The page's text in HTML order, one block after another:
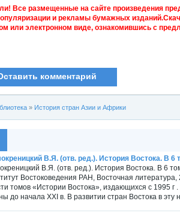
Все размещенные на сайте произведения
и рекламы бумажных
или электронном виде, ознакомившись с
комментарий
» История стран Азии и Африки
В.Я. (отв. ред.). История Востока. В 6
В.Я. (отв. ред.). История Востока. В 6
Востоковедения РАН, Восточная
томов «Истории Востока», издающихся с 1995 г
до начала XXI в. В развитии стран Востока в эту